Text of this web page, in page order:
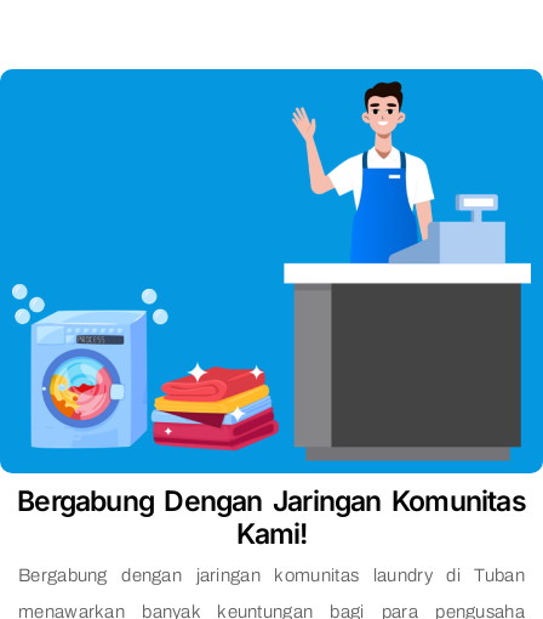
Bergabung Dengan Jaringan Komunitas
Kami!
Bergabung dengan jaringan komunitas laundry di Tuban
menawarkan banyak keuntungan bagi para pengusaha